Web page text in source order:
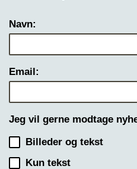
Navn:
Email:
Jeg vil gerne modtage
Billeder og tekst
Kun tekst